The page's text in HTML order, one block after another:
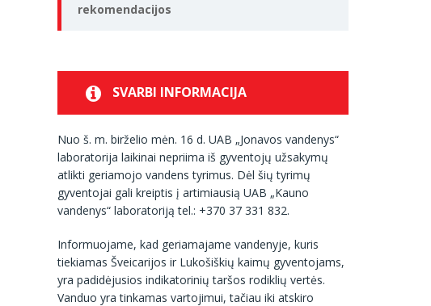
rekomendacijos
SVARBI INFORMACIJA
Nuo š. m. birželio mėn. 16 d. UAB „Jonavos vandenys“
laboratorija laikinai nepriima iš gyventojų užsakymų
atlikti geriamojo vandens tyrimus. Dėl šių tyrimų
gyventojai gali kreiptis į artimiausią UAB „Kauno
vandenys“ laboratoriją tel.: +370 37 331 832.
Informuojame, kad geriamajame vandenyje, kuris
tiekiamas Šveicarijos ir Lukošiškių kaimų gyventojams,
yra padidėjusios indikatorinių taršos rodiklių vertės.
Vanduo yra tinkamas vartojimui, tačiau iki atskiro